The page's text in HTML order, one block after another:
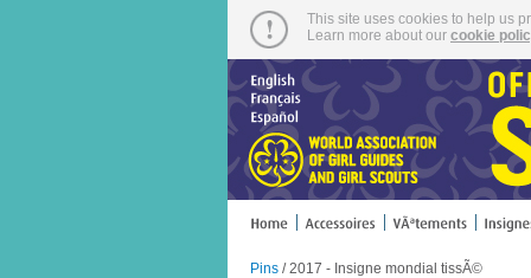
This site uses cookies to help us
Learn more about our cookie
Pins / 2017 - Insigne mondial tissÃ©